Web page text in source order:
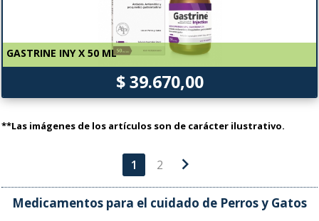
GASTRINE INY X 50 ML
$ 39.670,00
**Las imágenes de los artículos son de carácter ilustrativo.
1 2 chevron_right
Medicamentos para el cuidado de Perros y Gatos